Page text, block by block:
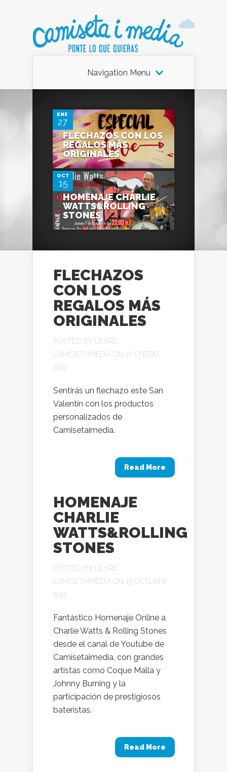
Navigation Menu
ENE
27
FLECHAZOS CON LOS
REGALOS MÁS
ORIGINALES
OCT
15
0
HOMENAJE CHARLIE
WATTS&ROLLING
STONES
FLECHAZOS
CON LOS
REGALOS MÁS
ORIGINALES
POSTED BY
LEYRE
CAMISETAIMEDIA ON 27 ENERO,
2022
Sentirás un flechazo este San
Valentín con los productos
personalizados de
Camisetaimedia.
Read More
HOMENAJE
CHARLIE
WATTS&ROLLING
STONES
POSTED BY
LEYRE
CAMISETAIMEDIA ON 15 OCTUBRE,
2021
Fantástico Homenaje Online a
Charlie Watts & Rolling Stones
desde el canal de Youtube de
Camisetaimedia, con grandes
artistas como Coque Malla y
Johnny Burning y la
participación de prestigiosos
bateristas.
Read More